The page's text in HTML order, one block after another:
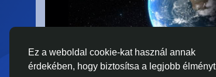
Ez a weboldal cookie-kat használ annak
érdekében, hogy biztosítsa a legjobb élményt